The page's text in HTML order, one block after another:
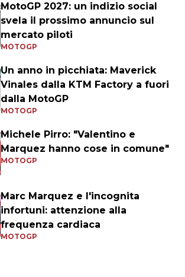
MotoGP 2027: un indizio social
svela il prossimo annuncio sul
mercato piloti
MOTOGP
Un anno in picchiata: Maverick
Vinales dalla KTM Factory a fuori
dalla MotoGP
MOTOGP
Michele Pirro: "Valentino e
Marquez hanno cose in comune"
MOTOGP
Marc Marquez e l'incognita
infortuni: attenzione alla
frequenza cardiaca
MOTOGP